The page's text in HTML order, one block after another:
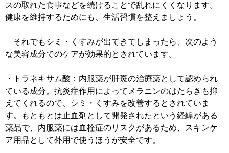
スの取れた食事などを続けることで乱れにくくなります。
健康を維持するためにも、生活習慣を整えましょう。
それでもシミ・くすみが出てきてしまったら、次のよう
な美容成分でのケアが効果的とされています。
・トラネキサム酸：内服薬が肝斑の治療薬として認められ
ている成分。抗炎症作用によってメラニンのはたらきも抑
えてくれるので、シミ・くすみを改善するとされていま
す。もともとは止血剤として開発されたという経緯がある
薬品で、内服薬には血栓症のリスクがあるため、スキンケ
ア用品として外用で使うほうが安全です。